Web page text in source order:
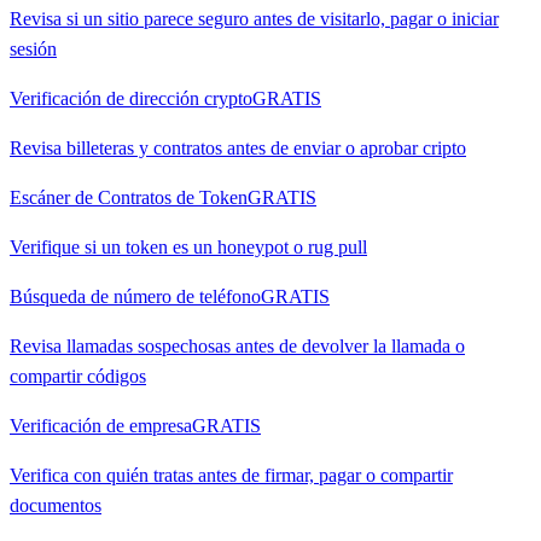
Revisa si un sitio parece seguro antes de visitarlo, pagar o iniciar
sesión
Verificación de dirección cryptoGRATIS
Revisa billeteras y contratos antes de enviar o aprobar cripto
Escáner de Contratos de TokenGRATIS
Verifique si un token es un honeypot o rug pull
Búsqueda de número de teléfonoGRATIS
Revisa llamadas sospechosas antes de devolver la llamada o
compartir códigos
Verificación de empresaGRATIS
Verifica con quién tratas antes de firmar, pagar o compartir
documentos